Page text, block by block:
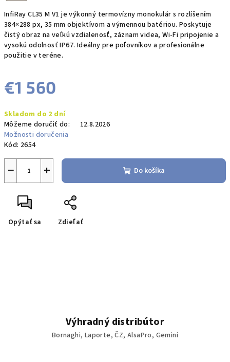
InfiRay CL35 M V1 je výkonný termovízny monokulár s rozlíšením
384×288 px, 35 mm objektívom a výmennou batériou. Poskytuje
čistý obraz na veľkú vzdialenosť, záznam videa, Wi-Fi pripojenie a
vysokú odolnosť IP67. Ideálny pre poľovníkov a profesionálne
použitie v teréne.
€1 560
cena:
Skladom do 2 dní
Môžeme doručiť do:
12.8.2026
Možnosti doručenia
Kód: 2654
+
− Do košíka
Opýtať sa Zdieľať
Výhradný distribútor
Bornaghi, Laporte, ČZ, AlsaPro, Gemini